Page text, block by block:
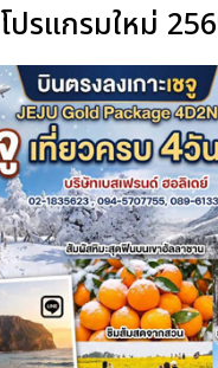
โปรแกรมใหม่